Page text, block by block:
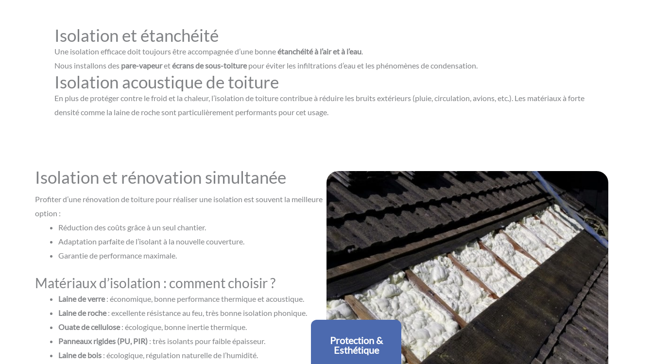
Isolation et étanchéité
Une isolation efficace doit toujours être accompagnée d’une bonneétanchéité à l’air et à l’eau.
Nous installons des pare-vapeuretécrans de sous-toiturepour éviter les infiltrations d’eau et les phénomènes de condensation.
Isolation acoustique de toiture
En plus de protéger contre le froid et la chaleur, l’isolation de toiture contribue à réduire les bruits extérieurs (pluie, circulation, avions, etc.). Les matériaux à forte
densité comme la laine de roche sont particulièrement performants pour cet usage.
Protection &
Esthétique
Isolation et rénovation simultanée
Profiter d’une rénovation de toiture pour réaliser une isolation est souvent la meilleure
option :
Réduction des coûts grâce à un seul chantier.
Adaptation parfaite de l’isolant à la nouvelle couverture.
Garantie de performance maximale.
Matériaux d’isolation : comment choisir ?
Laine de verre: économique, bonne performance thermique et acoustique.
Laine de roche: excellente résistance au feu, très bonne isolation phonique.
Ouate de cellulose: écologique, bonne inertie thermique.
Panneaux rigides (PU, PIR) : très isolants pour faible épaisseur.
Laine de bois : écologique, régulation naturelle de l’humidité.